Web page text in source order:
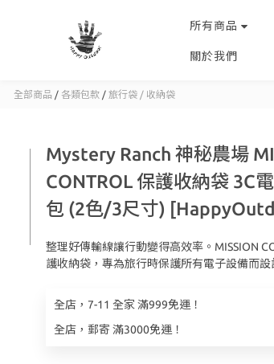
所有商品
關於我們
全部商品 / 各類包款 / 旅行袋 / 收納袋
Mystery Ranch 神秘農場
CONTROL 保護收納袋 3C
包 (2色/3尺寸)
整理好傳輸線讓行動變得高效率。MISSION
護收納袋，專為旅行時保護所有電子設備而設
全店，7-11 全家 滿999免運！
全店，郵寄 滿3000免運！